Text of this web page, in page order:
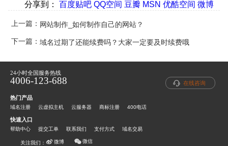
分享到 ： 百度贴吧 QQ空间 豆瓣 MSN 优酷空间 微博
上一篇： 网站制作_如何制作自己的网站？
下一篇：域名过期了还能续费吗？大家一定要及时续费哦
24小时全国服务热线
4006-123-688 在线咨询
热门产品
域名注册 云虚拟主机 云服务器 商标注册 400电话
快速入口
帮助中心 提交工单 联系我们 支付方式 域名交易
关注我们： 微博 微信